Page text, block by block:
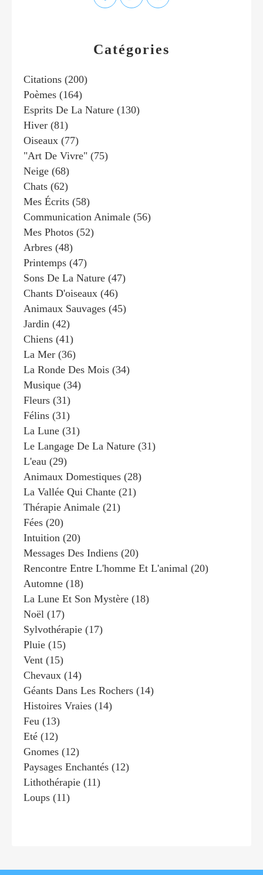
Catégories
Citations (200)
Poèmes (164)
Esprits De La Nature (130)
Hiver (81)
Oiseaux (77)
"art De Vivre" (75)
Neige (68)
Chats (62)
Mes Écrits (58)
Communication Animale (56)
Mes Photos (52)
Arbres (48)
Printemps (47)
Sons De La Nature (47)
Chants D'oiseaux (46)
Animaux Sauvages (45)
Jardin (42)
Chiens (41)
La Mer (36)
La Ronde Des Mois (34)
Musique (34)
Fleurs (31)
Félins (31)
La Lune (31)
Le Langage De La Nature (31)
L'eau (29)
Animaux Domestiques (28)
La Vallée Qui Chante (21)
Thérapie Animale (21)
Fées (20)
Intuition (20)
Messages Des Indiens (20)
Rencontre Entre L'homme Et L'animal (20)
Automne (18)
La Lune Et Son Mystère (18)
Noël (17)
Sylvothérapie (17)
Pluie (15)
Vent (15)
Chevaux (14)
Géants Dans Les Rochers (14)
Histoires Vraies (14)
Feu (13)
Eté (12)
Gnomes (12)
Paysages Enchantés (12)
Lithothérapie (11)
Loups (11)